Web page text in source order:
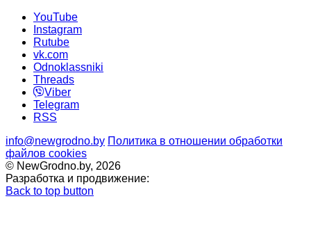
YouTube
Instagram
Rutube
vk.com
Odnoklassniki
Threads
Viber
Telegram
RSS
info@newgrodno.by Политика в отношении обработки
файлов cookies
© NewGrodno.by, 2026
Разработка и продвижение:
Back to top button